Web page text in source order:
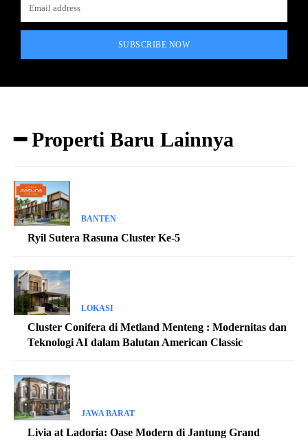
SUBSCRIBE NOW
━ Properti Baru Lainnya
BANTEN
Ryil Sutera Rasuna Cluster Ke-5
LOKASI
Cluster Conifera di Metland Menteng : Modernitas dan
Teknologi AI dalam Balutan American Classic
JAWA BARAT
Livia at Ladoria: Oase Modern di Jantung Grand